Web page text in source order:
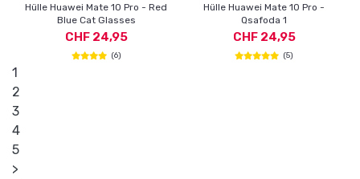
Hülle Huawei Mate 10 Pro - Red
Blue Cat Glasses
CHF 24,95
(6)
Hülle Huawei Mate 10 Pro -
Qsafoda 1
CHF 24,95
(5)
1
2
3
4
5
>